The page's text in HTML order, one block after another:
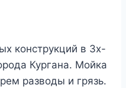
конструкций в 3х-
Кургана. Мойка
разводы и грязь.